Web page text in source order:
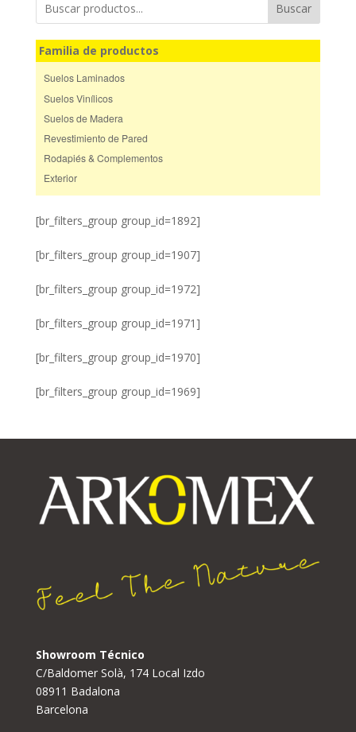
Buscar
Familia de productos
Suelos Laminados
Suelos Vinílicos
Suelos de Madera
Revestimiento de Pared
Rodapiés & Complementos
Exterior
[br_filters_group group_id=1892]
[br_filters_group group_id=1907]
[br_filters_group group_id=1972]
[br_filters_group group_id=1971]
[br_filters_group group_id=1970]
[br_filters_group group_id=1969]
Showroom Técnico
C/Baldomer Solà, 174 Local Izdo
08911 Badalona
Barcelona